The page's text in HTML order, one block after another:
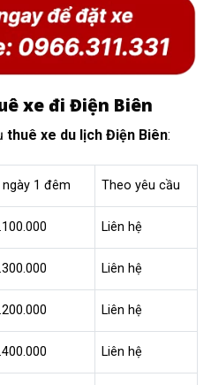
xe đi Điện Biên
thuê xe du lịch Điện Biên:
ngày 1 đêm Theo yêu cầu
00.000 Liên hệ
.300.000 Liên hệ
.200.000 Liên hệ
.400.000 Liên hệ